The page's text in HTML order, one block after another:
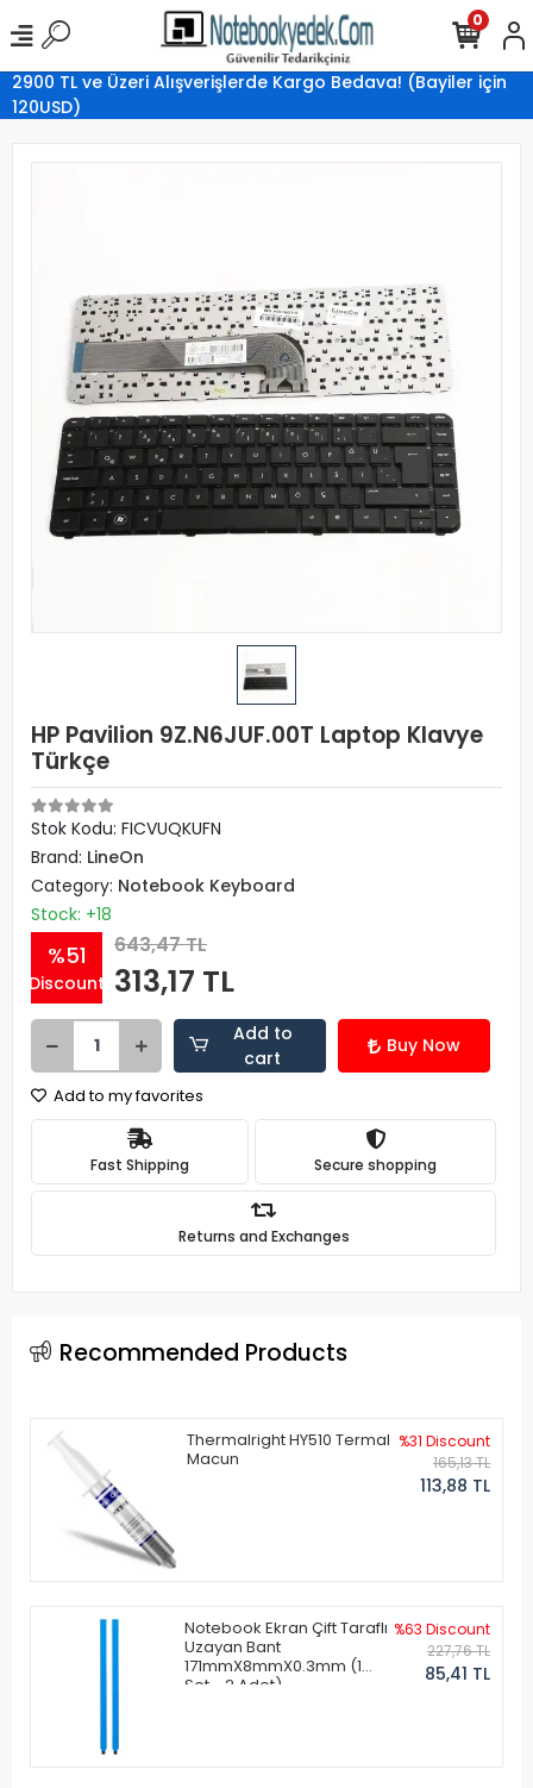
2900 TL ve Üzeri Alışverişlerde Kargo Bedava! (Bayiler için
120USD)
0
HP Pavilion 9Z.N6JUF.00T Laptop Klavye
Türkçe
Stok Kodu: FICVUQKUFN
Brand: LineOn
Category: Notebook Keyboard
Stock: +18
%51
Discount
643,47 TL
313,17 TL
Add to
cart
Buy Now
Add to my favorites
Fast Shipping Secure shopping
Returns and Exchanges
Recommended Products
Thermalright HY510 Termal
Macun
%31 Discount
165,13 TL
113,88 TL
Notebook Ekran Çift Taraflı
Uzayan Bant
171mmX8mmX0.3mm (1
Set - 2 Adet)
%63 Discount
227,76 TL
85,41 TL